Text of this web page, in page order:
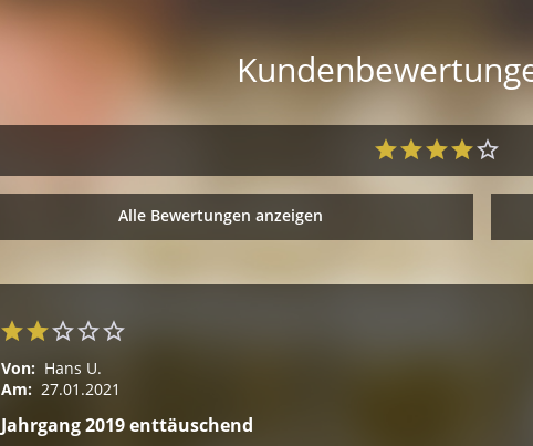
Alle Bewertungen anzeigen
Von: Hans U.
Am: 27.01.2021
Jahrgang 2019 enttäuschend